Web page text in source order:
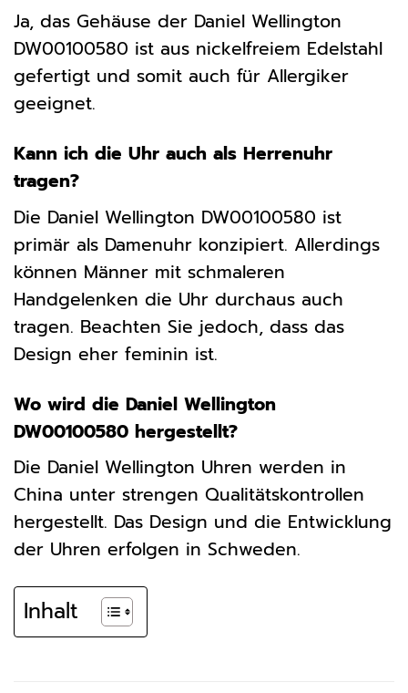
Ja, das Gehäuse der Daniel Wellington
DW00100580 ist aus nickelfreiem Edelstahl
gefertigt und somit auch für Allergiker
geeignet.
Kann ich die Uhr auch als Herrenuhr
tragen?
Die Daniel Wellington DW00100580 ist
primär als Damenuhr konzipiert. Allerdings
können Männer mit schmaleren
Handgelenken die Uhr durchaus auch
tragen. Beachten Sie jedoch, dass das
Design eher feminin ist.
Wo wird die Daniel Wellington
DW00100580 hergestellt?
Die Daniel Wellington Uhren werden in
China unter strengen Qualitätskontrollen
hergestellt. Das Design und die Entwicklung
der Uhren erfolgen in Schweden.
Inhalt